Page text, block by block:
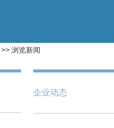
>> 浏览新闻
企业动态